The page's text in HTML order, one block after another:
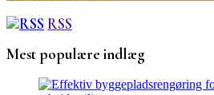
RSS
Mest populære indlæg